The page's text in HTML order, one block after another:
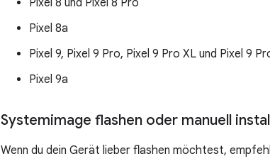
Pixel 8 und Pixel 8 Pro
Pixel 8a
Pixel 9, Pixel 9 Pro, Pixel 9 Pro XL und Pixel 9
Pixel 9a
Systemimage flashen oder manuell
Wenn du dein Gerät lieber flashen möchtest,